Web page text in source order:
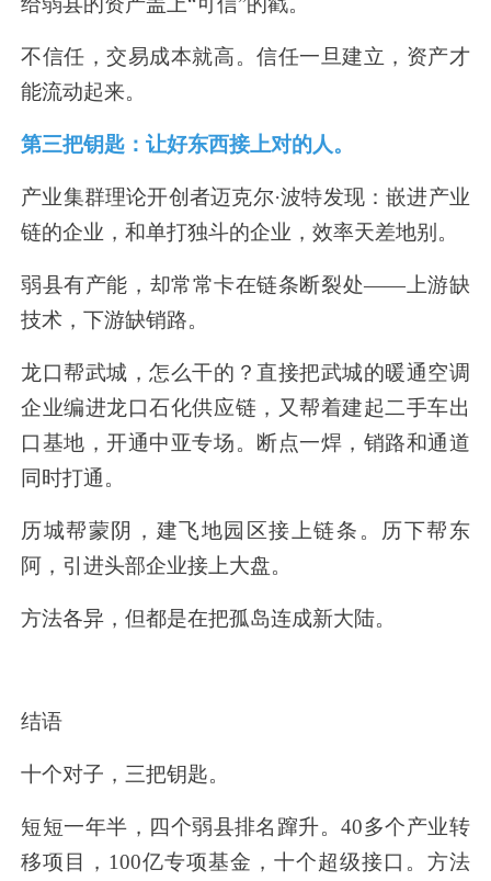
不信任，交易成本就高。信任一旦建立，资产才
能流动起来。
第三把钥匙：让好东西接上对的人。
产业集群理论开创者迈克尔·波特发现：嵌进产业
链的企业，和单打独斗的企业，效率天差地别。
弱县有产能，却常常卡在链条断裂处—— 上游缺
技术，下游缺销路。
龙口帮武城，怎么干的？直接把武城的暖通空调
企业编进龙口石化供应链，又帮着建起二手车出
口基地，开通中亚专场。断点一焊，销路和通道
同时打通。
历城帮蒙阴，建飞地园区接上链条。历下帮东
阿，引进头部企业接上大盘。
方法各异，但都是在把孤岛连成新大陆。
结语
十个对子，三把钥匙。
短短一年半，四个弱县排名蹿升。40多个产业转
移项目， 100亿专项基金，十个超级接口。方法